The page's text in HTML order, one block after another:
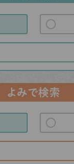
よみで検索